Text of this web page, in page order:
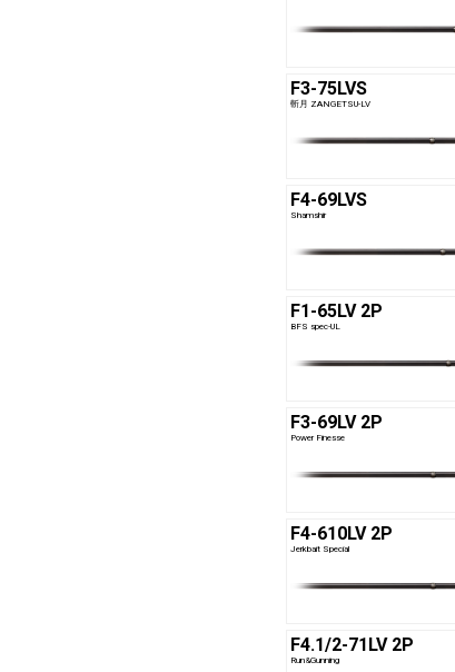
F3-75LVS
斬月 ZANGETSU-LV
F4-69LVS
Shamshir
F1-65LV 2P
BFS spec-UL
F3-69LV 2P
Power Finesse
F4-610LV 2P
Jerkbait Special
F4.1/2-71LV 2P
Run&Gunning